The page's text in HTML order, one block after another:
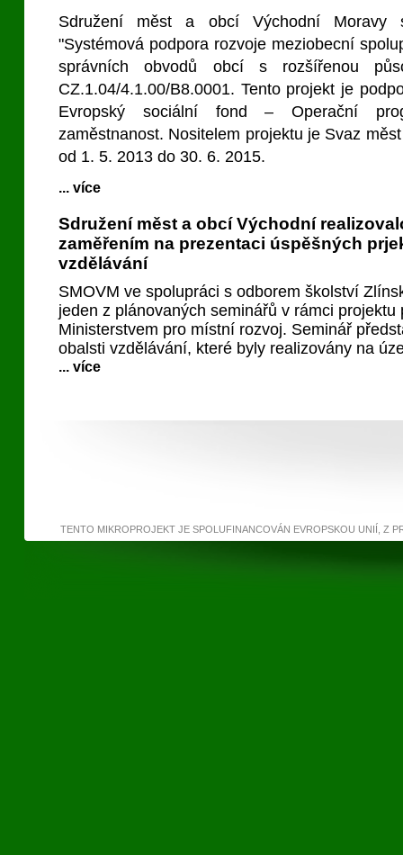
Sdružení měst a obcí Východní Moravy
"Systémová podpora rozvoje meziobecní
správních obvodů obcí s rozšířenou
CZ.1.04/4.1.00/B8.0001. Tento projekt je
Evropský sociální fond – Operační
zaměstnanost. Nositelem projektu je Svaz
od 1. 5. 2013 do 30. 6. 2015.
... více
Sdružení měst a obcí Východní
zaměřením na prezentaci úspěšných
vzdělávání
SMOVM ve spolupráci s odborem školství
jeden z plánovaných seminářů v rámci projektu
Ministerstvem pro místní rozvoj. Seminář
obalsti vzdělávání, které byly realizovány na
... více
TENTO MIKROPROJEKT JE SPOLUFINANCOVÁN EVROPSKOU UNIÍ, Z